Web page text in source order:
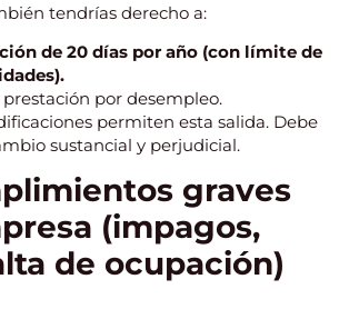
tendrías derecho a:
de 20 días por año (con límite de
prestación por desempleo.
permiten esta salida. Debe
sustancial y perjudicial.
graves
(impagos,
de ocupación)